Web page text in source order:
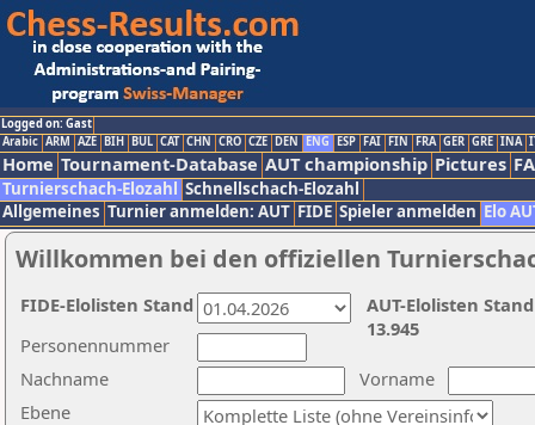
Logged on: Gast
Arabic ARM AZE BIH BUL CAT CHN CRO CZE DEN ENG ESP FAI FIN FRA GER GRE INA
Home Tournament-Database AUT championship Pictures
Turnierschach-Elozahl Schnellschach-Elozahl
Allgemeines Turnier anmelden: AUT FIDE Spieler anmelden Elo
Willkommen bei den offiziellen
Nachname
Vorname
Ebene
Personennummer
AUT-Elolisten
13.945
FIDE-Elolisten Stand